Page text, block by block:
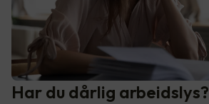
Har du dårlig arbeidslys?